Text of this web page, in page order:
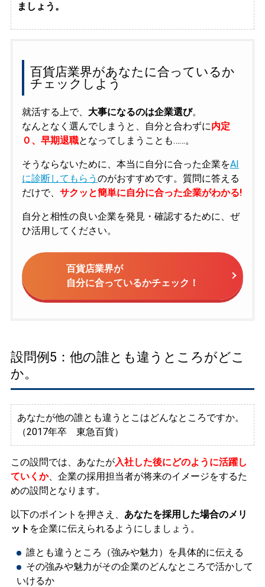
ましょう。
百貨店業界があなたに合っているか
チェックしよう
就活する上で、 大事になるのは企業選び。
なんとなく選んでしまうと、自分と合わずに内定
０、早期退職となってしまうことも……。
そうならないために、本当に自分に合った企業をAI
に診断してもらう のがおすすめです。質問に答える
だけで、 サクッと簡単に自分に合った企業がわかる!
自分と相性の良い企業を発見・確認するために、ぜ
ひ活用してください。
百貨店業界が
自分に合っているかチェック！
設問例5：他の誰とも違うところがどこ
か。
あなたが他の誰とも違うとこはどんなところですか。
（2017年卒 東急百貨）
この設問では、あなたが入社した後にどのように活躍し
ていくか、企業の採用担当者が将来のイメージをするた
めの設問となります。
以下のポイントを押さえ、 あなたを採用した場合のメリ
ット を企業に伝えられるようにしましょう。
誰とも違うところ（強みや魅力）を具体的に伝える
その強みや魅力がその企業のどんなところで活かして
いけるか